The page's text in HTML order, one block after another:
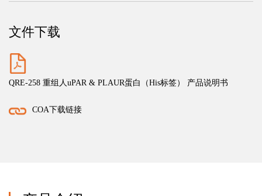
文件下载
QRE-258 重组人uPAR & PLAUR蛋白（His标签） 产品说明书
COA下载链接